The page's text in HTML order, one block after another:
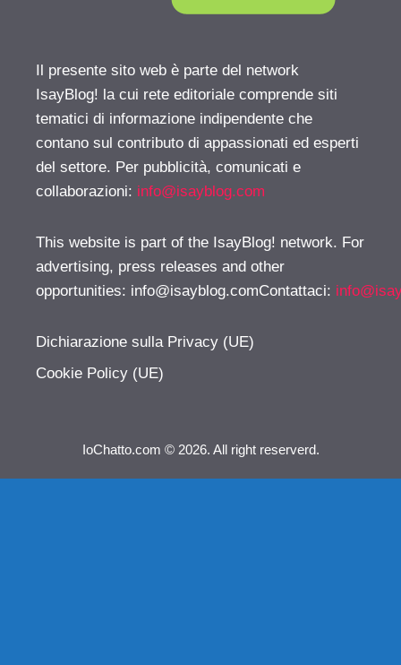
Il presente sito web è parte del network
IsayBlog! la cui rete editoriale comprende siti
tematici di informazione indipendente che
contano sul contributo di appassionati ed esperti
del settore. Per pubblicità, comunicati e
collaborazioni: info@isayblog.com
This website is part of the IsayBlog! network. For
advertising, press releases and other
opportunities: info@isayblog.comContattaci:
Dichiarazione sulla Privacy (UE)
Cookie Policy (UE)
IoChatto.com © 2026. All right reserverd.